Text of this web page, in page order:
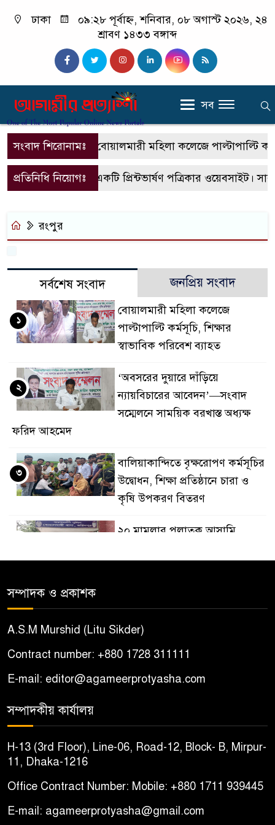
ঢাকা
০৯:২৮ পূর্বাহ্ন, শনিবার, ০৮ অগাস্ট ২০২৬, ২৪
শ্রাবণ ১৪৩৩ বঙ্গাব্দ
সব
সংবাদ শিরোনামঃ বোয়ালমারী মহিলা কলেজে পাল্টাপাল্টি
প্রতিনিধি নিয়োগঃএটি একটি প্রিন্টভার্ষণ পত্রিকার ওয়েবসাইট।
রংপুর
সর্বশেষ সংবাদ জনপ্রিয় সংবাদ
বোয়ালমারী মহিলা কলেজে
পাল্টাপাল্টি কর্মসূচি, শিক্ষার
স্বাভাবিক পরিবেশ ব্যাহত
১
‘অবসরের দুয়ারে দাঁড়িয়ে
ন্যায়বিচারের আবেদন’—সংবাদ
সম্মেলনে সাময়িক বরখাস্ত অধ্যক্ষ
ফরিদ আহমেদ
২
বালিয়াকান্দিতে বৃক্ষরোপণ কর্মসূচির
উদ্বোধন, শিক্ষা প্রতিষ্ঠানে চারা ও
কৃষি উপকরণ বিতরণ
৩
২০ মামলার পলাতক আসামি
পরিবার
৫
চাল জব্দের ঘটনায় ষড়যন্ত্রের
৬
পরীক্ষা
৭
বোয়ালমারীতে সাবেক কাউন্সিলরের
বাড়ি থেকে ইমাম-মুয়াজ্জিনদের
সম্পাদক ও প্রকাশক
A.S.M Murshid (Litu Sikder)
Contract number: +880 1728 311111
E-mail: editor@agameerprotyasha.com
সম্পাদকীয় কার্যালয়
H-13 (3rd Floor), Line-06, Road-12, Block- B, Mirpur-
11, Dhaka-1216
Office Contract Number: Mobile: +880 1711 939445
E-mail: agameerprotyasha@gmail.com